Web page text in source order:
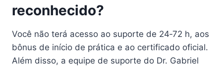
reconhecido?
Você não terá acesso ao suporte de 24‑72 h, aos
bônus de início de prática e ao certificado oficial.
Além disso, a equipe de suporte do Dr. Gabriel